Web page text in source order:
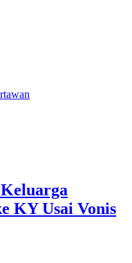
KY Usai Vonis